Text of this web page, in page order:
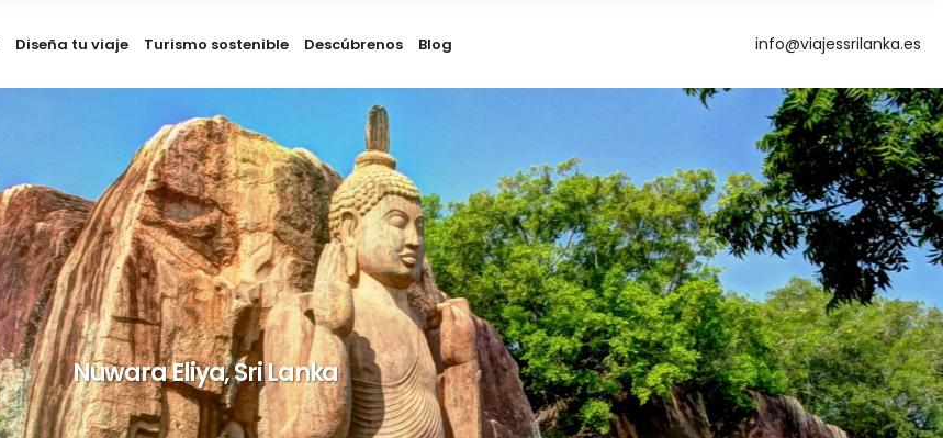
Diseña tu viaje Turismo sostenible Descúbrenos Blog info@viajessrilanka.es
Nuwara Eliya, Sri Lanka